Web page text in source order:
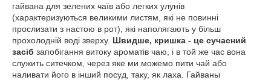
гайвана для зелених чаїв або легких улунів
(характеризуються великими листям, які не повинні
прослизати з настою в рот), які наполягають у більш
прохолодній воді зверху. Швидше, кришка - це сучасний
засіб запобігання витоку ароматів чаю, і в той же час вона
служить ситечком, через яке ми можемо пити чай або
наливати його в інший посуд, таку, як лаха. Гайваны